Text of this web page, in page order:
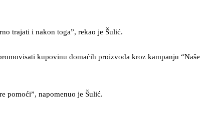
trajati i nakon toga”, rekao je Šulić.
kupovinu domaćih proizvoda kroz kampanju “Naše
pomoći”, napomenuo je Šulić.